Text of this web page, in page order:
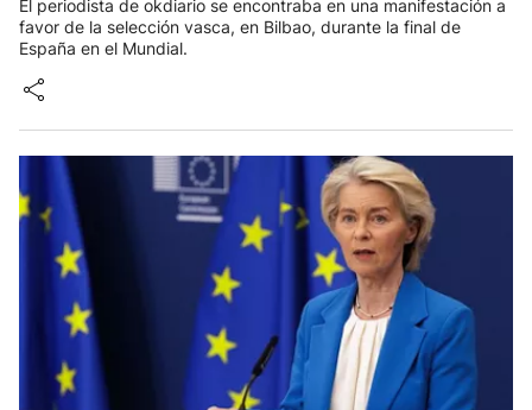
El periodista de okdiario se encontraba en una manifestación a
favor de la selección vasca, en Bilbao, durante la final de
España en el Mundial.